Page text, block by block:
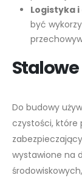
Logistyka
być
Do budowy
czystości, które
wystawione na